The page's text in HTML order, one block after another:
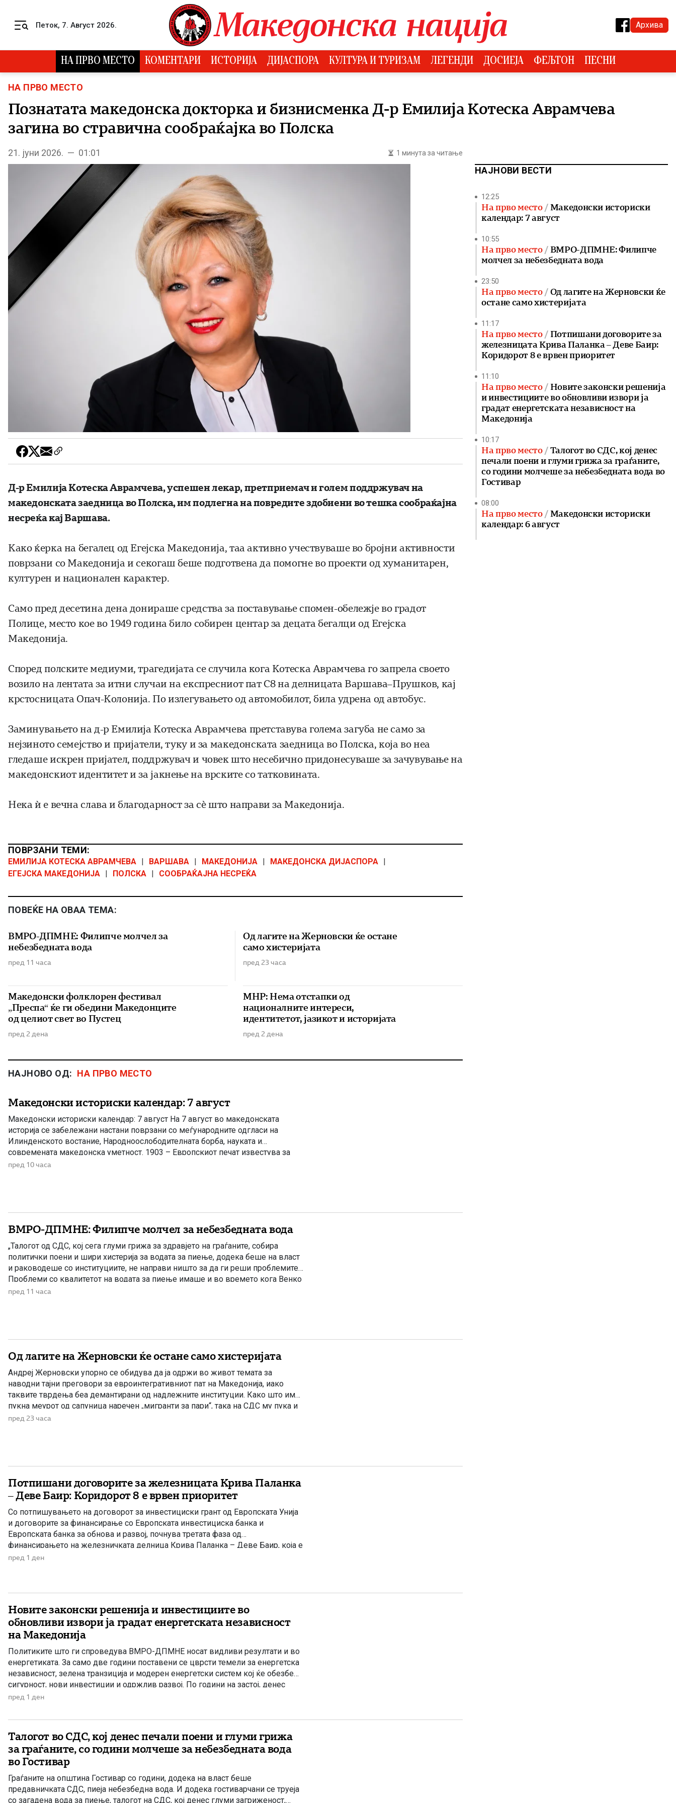
Петок, 7. Август 2026. Архива
НА ПРВО МЕСТО КОМЕНТАРИ ИСТОРИЈА ДИЈАСПОРА КУЛТУРА И ТУРИЗАМ ЛЕГЕНДИ ДОСИЕЈА ФЕЉТОН ПЕСНИ
НА ПРВО МЕСТО
Познатата македонска докторка и бизнисменка Д-р Емилија Котеска Аврамчева
загина во стравична сообраќајка во Полска
21. јуни 2026. — 01:01 1 минута за читање
Д-р Емилија Котеска Аврамчева, успешен лекар, претприемач и голем поддржувач на
македонската заедница во Полска, им подлегна на повредите здобиени во тешка сообраќајна
несреќа кај Варшава.
Како ќерка на бегалец од Егејска Македонија, таа активно учествуваше во бројни активности
поврзани со Македонија и секогаш беше подготвена да помогне во проекти од хуманитарен,
културен и национален карактер.
Само пред десетина дена донираше средства за поставување спомен-обележје во градот
Полице, место кое во 1949 година било собирен центар за децата бегалци од Егејска
Македонија.
Според полските медиуми, трагедијата се случила кога Котеска Аврамчева го запрела своето
возило на лентата за итни случаи на експресниот пат С8 на делницата Варшава–Прушков, кај
крстосницата Опач-Колонија. По излегувањето од автомобилот, била удрена од автобус.
Заминувањето на д-р Емилија Котеска Аврамчева претставува голема загуба не само за
нејзиното семејство и пријатели, туку и за македонската заедница во Полска, која во неа
гледаше искрен пријател, поддржувач и човек што несебично придонесуваше за зачувување на
македонскиот идентитет и за јакнење на врските со татковината.
Нека ѝ е вечна слава и благодарност за сè што направи за Македонија.
ПОВРЗАНИ ТЕМИ:
ЕМИЛИЈА КОТЕСКА АВРАМЧЕВА ВАРШАВА МАКЕДОНИЈА МАКЕДОНСКА ДИЈАСПОРА
ЕГЕЈСКА МАКЕДОНИЈА
ПОЛСКА СООБРАЌАЈНА НЕСРЕЌА
ПОВЕЌЕ НА ОВАА ТЕМА:
ВМРО-ДПМНЕ: Филипче молчел за
небезбедната вода
пред 11 часа
Од лагите на Жерновски ќе остане
само хистеријата
пред 23 часа
Македонски фолклорен фестивал
„Преспа“ ќе ги обедини Македонците
од целиот свет во Пустец
пред 2 дена
МНР: Нема отстапки од
националните интереси,
идентитетот, јазикот и историјата
пред 2 дена
НАЈНОВО ОД: НА ПРВО МЕСТО
Македонски историски календар: 7 август
Македонски историски календар: 7 август На 7 август во македонската
историја се забележани настани поврзани со меѓународните одгласи на
Илинденското востание, Народноослободителната борба, науката и
современата македонска уметност. 1903 – Европскиот печат известува за
Илинденското востание На 7 август 1903 година европската јавност ги
пред 10 часа
ВМРО-ДПМНЕ: Филипче молчел за небезбедната вода
„Талогот од СДС, кој сега глуми грижа за здравјето на граѓаните, собира
политички поени и шири хистерија за водата за пиење, додека беше на власт
и раководеше со институциите, не направи ништо за да ги реши проблемите.
Проблеми со квалитетот на водата за пиење имаше и во времето кога Венко
Филипче беше министер за здравство, […]
пред 11 часа
Од лагите на Жерновски ќе остане само хистеријата
Андреј Жерновски упорно се обидува да ја одржи во живот темата за
наводни тајни преговори за евроинтегративниот пат на Македонија, иако
таквите тврдења беа демантирани од надлежните институции. Како што им
пукна меурот од сапуница наречен „мигранти за пари“, така на СДС му пука и
најновата конструкција – дека власта тајно се подготвува да го […]
пред 23 часа
Потпишани договорите за железницата Крива Паланка
– Деве Баир: Коридорот 8 е врвен приоритет
Со потпишувањето на договорот за инвестициски грант од Европската Унија
и договорите за финансирање со Европската инвестициска банка и
Европската банка за обнова и развој, почнува третата фаза од
финансирањето на железничката делница Крива Паланка – Деве Баир, која е
дел од Коридорот 8. На потпишувањето во Владата присуствуваа премиерот
пред 1 ден
Новите законски решенија и инвестициите во
обновливи извори ја градат енергетската независност
на Македонија
Политиките што ги спроведува ВМРО-ДПМНЕ носат видливи резултати и во
енергетиката. За само две години поставени се цврсти темели за енергетска
независност, зелена транзиција и модерен енергетски систем кој ќе обезбеди
сигурност, нови инвестиции и одржлив развој. По години на застој, денес
Македонија има нов Закон за енергетика, усогласен со европските
пред 1 ден
Талогот во СДС, кој денес печали поени и глуми грижа
за граѓаните, со години молчеше за небезбедната вода
во Гостивар
Граѓаните на општина Гостивар со години, додека на власт беше
предавничката СДС, пиеја небезбедна вода. И додека гостиварчани се труеја
со загадена вода за пиење, талогот на СДС, кој денес глуми загриженост,
НАЈНОВИ ВЕСТИ
12:25
На прво место
Македонски историски
календар: 7 август
10:55
На прво место
ВМРО-ДПМНЕ: Филипче
молчел за небезбедната вода
23:50
На прво место
Од лагите на Жерновски ќе
остане само хистеријата
11:17
На прво место
Потпишани договорите за
железницата Крива Паланка – Деве Баир:
Коридорот 8 е врвен приоритет
11:10
На прво место
Новите законски решенија
и инвестициите во обновливи извори ја
градат енергетската независност на
Македонија
10:17
На прво место
Талогот во СДС, кој денес
печали поени и глуми грижа за граѓаните,
со години молчеше за небезбедната вода во
Гостивар
08:00
На прво место
Македонски историски
календар: 6 август